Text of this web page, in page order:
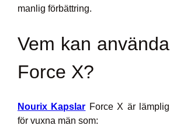
manlig förbättring.
Vem kan använda
Force X?
Nourix Kapslar Force X är lämplig
för vuxna män som: